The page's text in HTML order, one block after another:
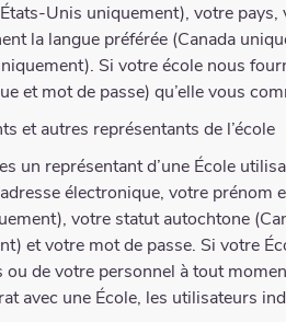
Unis uniquement), votre
la langue préférée (Canada
Si votre école nous
et mot de passe) qu’elle vous
et autres représentants de l’école
un représentant d’une École
électronique, votre prénom
votre statut autochtone
et votre mot de passe. Si votre
ou de votre personnel à tout
avec une École, les utilisateurs